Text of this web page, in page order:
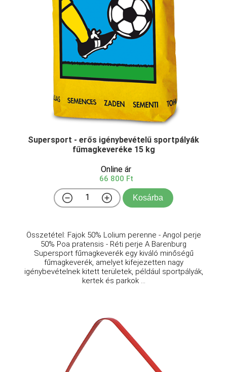
Supersport - erős igénybevételű sportpályák
fűmagkeveréke 15 kg
Online ár
66 800 Ft
Kosárba
Összetétel: Fajok 50% Lolium perenne - Angol perje
50% Poa pratensis - Réti perje A Barenburg
Supersport fűmagkeverék egy kiváló minőségű
fűmagkeverék, amelyet kifejezetten nagy
igénybevételnek kitett területek, például sportpályák,
kertek és parkok ...